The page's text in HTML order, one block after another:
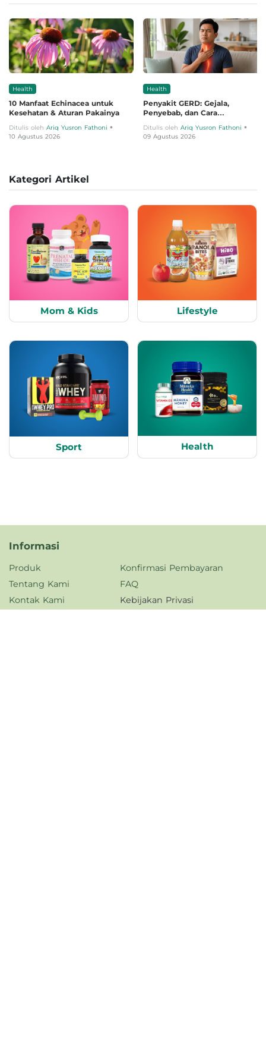
Health
10 Manfaat Echinacea untuk
Kesehatan & Aturan Pakainya
Ditulis oleh Ariq Yusron Fathoni •
10 Agustus 2026
Health
Penyakit GERD: Gejala,
Penyebab, dan Cara
Ditulis oleh Ariq Yusron Fathoni •
09 Agustus 2026
Kategori Artikel
Mom & Kids Lifestyle
Sport Health
Informasi
Produk
Tentang Kami
Kontak Kami
Konfirmasi Pembayaran
FAQ
Kebijakan Privasi